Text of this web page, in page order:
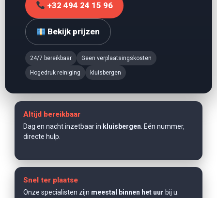
+32 494 24 15 96
Bekijk prijzen
24/7 bereikbaar Geen verplaatsingskosten
Hogedruk reiniging kluisbergen
Altijd bereikbaar
Dag en nacht inzetbaar in kluisbergen . Eén nummer,
directe hulp.
Snel ter plaatse
Onze specialisten zijn meestal binnen het uur bij u.